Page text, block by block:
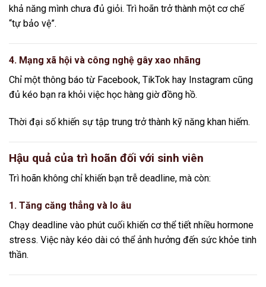
khả năng mình chưa đủ giỏi. Trì hoãn trở thành một cơ chế
“tự bảo vệ”.
4. Mạng xã hội và công nghệ gây xao nhãng
Chỉ một thông báo từ Facebook, TikTok hay Instagram cũng
đủ kéo bạn ra khỏi việc học hàng giờ đồng hồ.
Thời đại số khiến sự tập trung trở thành kỹ năng khan hiếm.
Hậu quả của trì hoãn đối với sinh viên
Trì hoãn không chỉ khiến bạn trễ deadline, mà còn:
1. Tăng căng thẳng và lo âu
Chạy deadline vào phút cuối khiến cơ thể tiết nhiều hormone
stress. Việc này kéo dài có thể ảnh hưởng đến sức khỏe tinh
thần.